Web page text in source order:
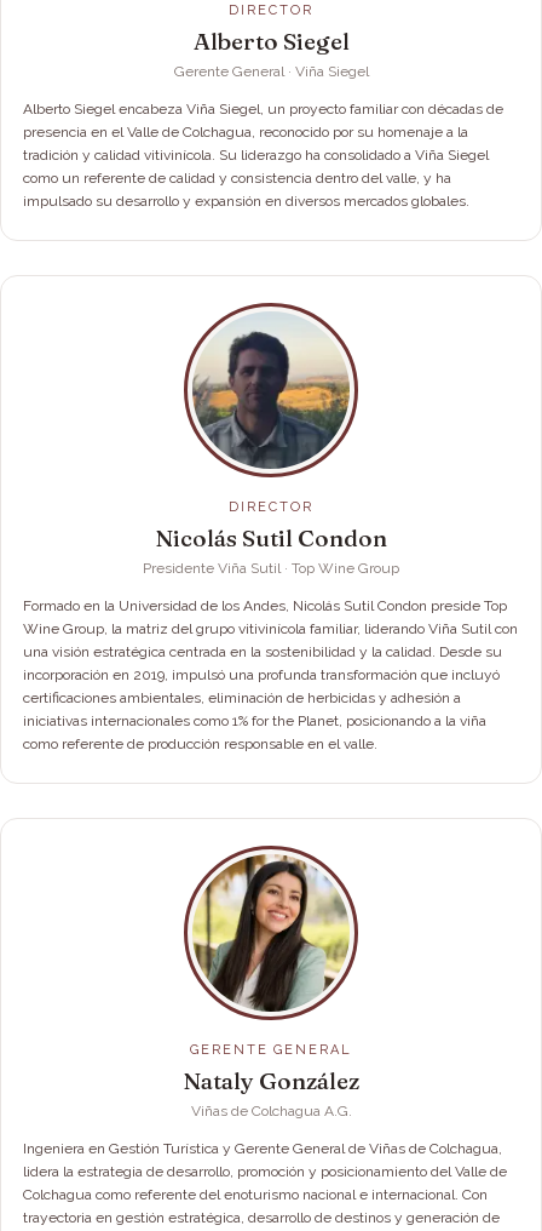
DIRECTOR
Alberto Siegel
Gerente General · Viña Siegel
Alberto Siegel encabeza Viña Siegel, un proyecto familiar con décadas de
presencia en el Valle de Colchagua, reconocido por su homenaje a la
tradición y calidad vitivinícola. Su liderazgo ha consolidado a Viña Siegel
como un referente de calidad y consistencia dentro del valle, y ha
impulsado su desarrollo y expansión en diversos mercados globales.
DIRECTOR
Nicolás Sutil Condon
Presidente Viña Sutil · Top Wine Group
Formado en la Universidad de los Andes, Nicolás Sutil Condon preside Top
Wine Group, la matriz del grupo vitivinícola familiar, liderando Viña Sutil con
una visión estratégica centrada en la sostenibilidad y la calidad. Desde su
incorporación en 2019, impulsó una profunda transformación que incluyó
certificaciones ambientales, eliminación de herbicidas y adhesión a
iniciativas internacionales como 1% for the Planet, posicionando a la viña
como referente de producción responsable en el valle.
GERENTE GENERAL
Nataly González
Viñas de Colchagua A.G.
Ingeniera en Gestión Turística y Gerente General de Viñas de Colchagua,
lidera la estrategia de desarrollo, promoción y posicionamiento del Valle de
Colchagua como referente del enoturismo nacional e internacional. Con
trayectoria en gestión estratégica, desarrollo de destinos y generación de